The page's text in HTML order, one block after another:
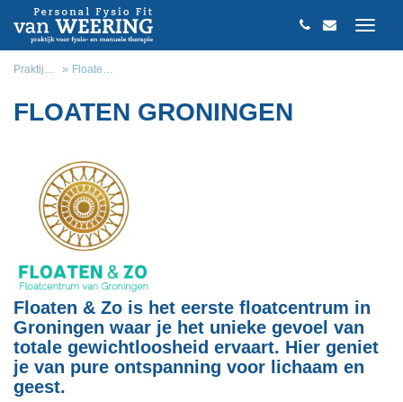
Praktijk van Weering Floaten Groningen
FLOATEN GRONINGEN
Floaten & Zo is het eerste floatcentrum in
Groningen waar je het unieke gevoel van
totale gewichtloosheid ervaart. Hier geniet
je van pure ontspanning voor lichaam en
geest.